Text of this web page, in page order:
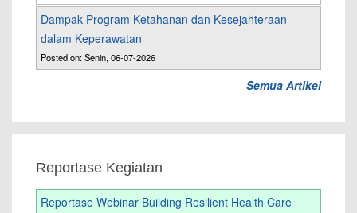
Dampak Program Ketahanan dan Kesejahteraan
dalam Keperawatan
Posted on: Senin, 06-07-2026
Semua Artikel
Reportase Kegiatan
Reportase Webinar Building Resilient Health Care